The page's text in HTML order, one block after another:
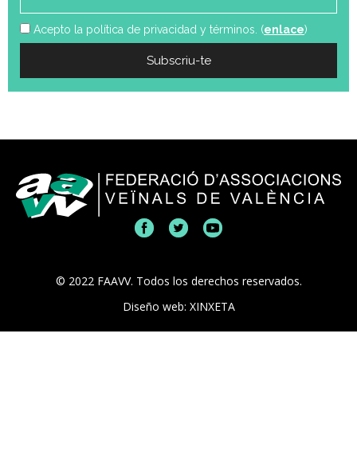
Acepto la política de privacidad y términos. (enlace)
© 2022 FAAVV. Todos los derechos reservados.
Diseño web: XINXETA